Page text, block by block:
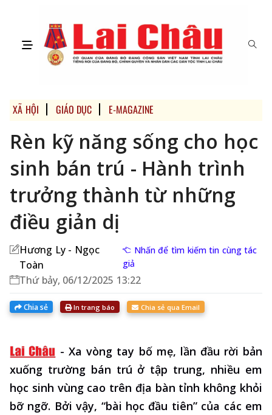
XÃ HỘI GIÁO DỤC E-MAGAZINE
Rèn kỹ năng sống cho học
sinh bán trú - Hành trình
trưởng thành từ những
điều giản dị
Hương Ly - Ngọc
Toàn
Nhấn để tìm kiếm tin cùng tác
giả
Thứ bảy, 06/12/2025 13:22
Chia sẻ In trang báo Chia sẻ qua Email
- Xa vòng tay bố mẹ, lần đầu rời bản
xuống trường bán trú ở tập trung, nhiều em
học sinh vùng cao trên địa bàn tỉnh không khỏi
bỡ ngỡ. Bởi vậy, “bài học đầu tiên” của các em